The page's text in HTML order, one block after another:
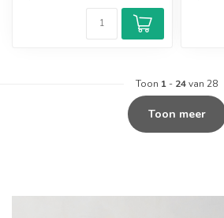
Toon 1 - 24van 28
Toon meer